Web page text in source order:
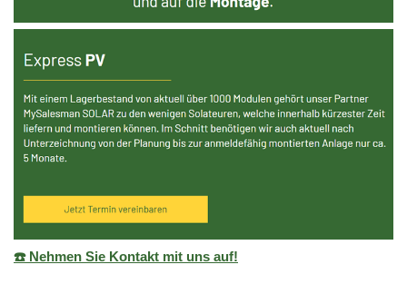
☎️ Nehmen Sie Kontakt mit uns auf!